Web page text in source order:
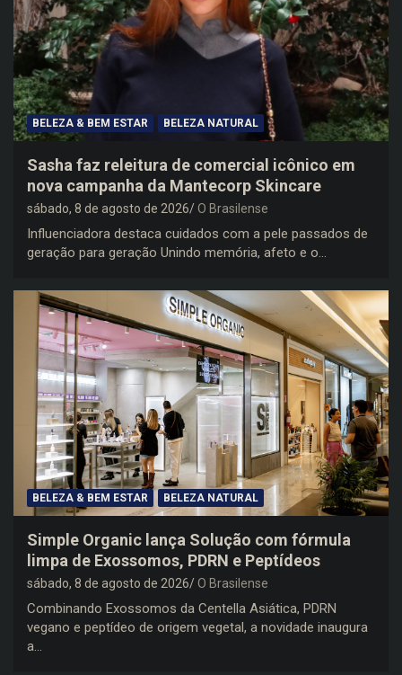
BELEZA & BEM ESTAR BELEZA NATURAL
Sasha faz releitura de comercial icônico em
nova campanha da Mantecorp Skincare
sábado, 8 de agosto de 2026 O Brasilense
Influenciadora destaca cuidados com a pele passados de
geração para geração Unindo memória, afeto e o…
BELEZA & BEM ESTAR BELEZA NATURAL
Simple Organic lança Solução com fórmula
limpa de Exossomos, PDRN e Peptídeos
sábado, 8 de agosto de 2026 O Brasilense
Combinando Exossomos da Centella Asiática, PDRN
vegano e peptídeo de origem vegetal, a novidade inaugura
a…